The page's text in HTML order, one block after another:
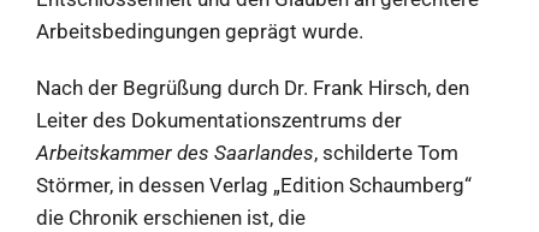
Arbeitsbedingungen geprägt wurde.
Nach der Begrüßung durch Dr. Frank Hirsch, den
Leiter des Dokumentationszentrums der
Arbeitskammer des Saarlandes, schilderte Tom
Störmer, in dessen Verlag „Edition Schaumberg“
die Chronik erschienen ist, die